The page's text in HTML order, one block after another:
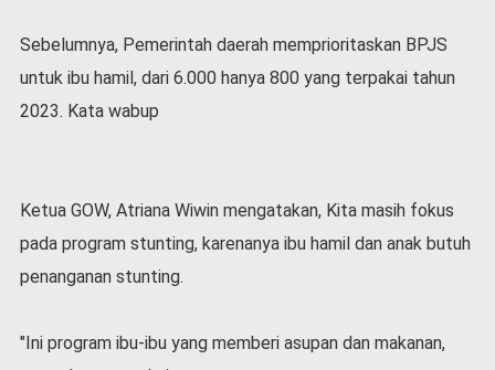
Sebelumnya, Pemerintah daerah memprioritaskan BPJS
untuk ibu hamil, dari 6.000 hanya 800 yang terpakai tahun
2023. Kata wabup
Ketua GOW, Atriana Wiwin mengatakan, Kita masih fokus
pada program stunting, karenanya ibu hamil dan anak butuh
penanganan stunting.
"Ini program ibu-ibu yang memberi asupan dan makanan,